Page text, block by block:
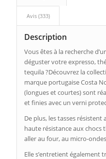
Avis (333)
Description
Vous êtes à la recherche
déguster votre expresso,
tequila ?Découvrez la
marque portugaise Costa
(longues et courtes) sont
et finies avec un verni
De plus, les tasses résistent
haute résistance aux chocs
aller au four, au micro-
Elle s’entretient également